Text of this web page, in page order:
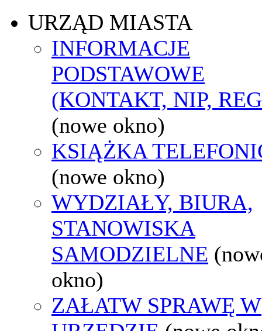
URZĄD MIASTA
INFORMACJE
PODSTAWOWE
(KONTAKT, NIP,
(nowe okno)
KSIĄŻKA
(nowe okno)
WYDZIAŁY, BIURA,
STANOWISKA
SAMODZIELNE
okno)
ZAŁATW SPRAWĘ W